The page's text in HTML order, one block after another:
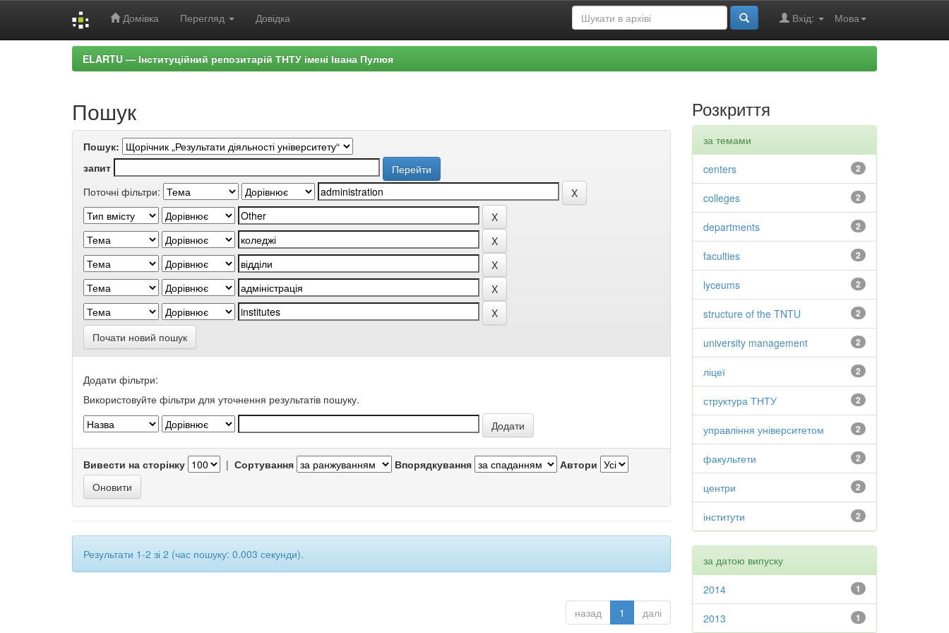
Домівка Перегляд Довідка Мова
Вхід:
ELARTU — Інституційний репозитарій ТНТУ імені Івана Пулюя
Пошук
Пошук:
запит
Поточні фільтри:
Почати новий пошук
Додати фільтри:
Використовуйте фільтри для уточнення результатів пошуку.
Вивести на сторінку | Сортування Впорядкування Автори
Результати 1-2 зі 2 (час пошуку: 0.003 секунди).
назад 1 далі
Розкриття
за темами
2
centers
2
colleges
2
departments
2
faculties
2
lyceums
2
structure of the TNTU
2
university management
2
ліцеї
2
структура ТНТУ
2
управління університетом
2
факультети
2
центри
2
інститути
за датою випуску
1
2014
1
2013